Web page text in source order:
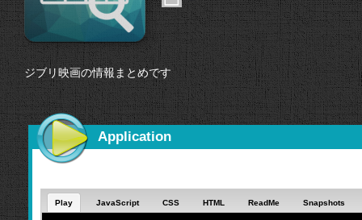
ジブリ映画の情報まとめです
Application
Play JavaScript CSS HTML ReadMe Snapshots